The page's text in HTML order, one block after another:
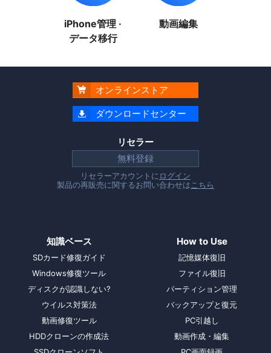
iPhone管理 ·
データ移行
動画編集
 オンラインストア
 ダウンロードセンター
リセラー
無料登録
リセラーアカウントに ログイン
製品の再販売に関するお問い合わせは こちら
知識ベース
SDカード修復ガイド
Windows修復ツール
ディスクが認識しない?
ウイルス対策法
動画修復ツール
HDDクローンの作成法
How to Use
記憶媒体復旧
ファイル復旧
パーティション管理
バックアップと復元
PC引越し
動画作成・編集